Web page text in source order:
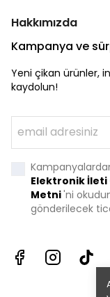
Hakkımızda
Kampanya ve
Yeni çikan ürünler,
kaydolun!
Elektronik İleti
Metni'ni
gönderilecek